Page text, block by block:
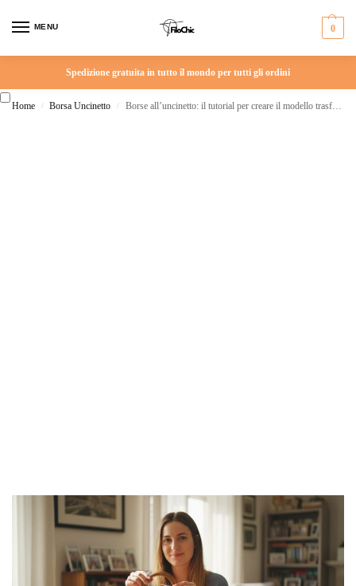
MENU 0
Spedizione gratuita in tutto il mondo per tutti gli ordini
Home / Borsa Uncinetto / Borse all’uncinetto: il tutorial per creare il modello trasformabile in 1 clic